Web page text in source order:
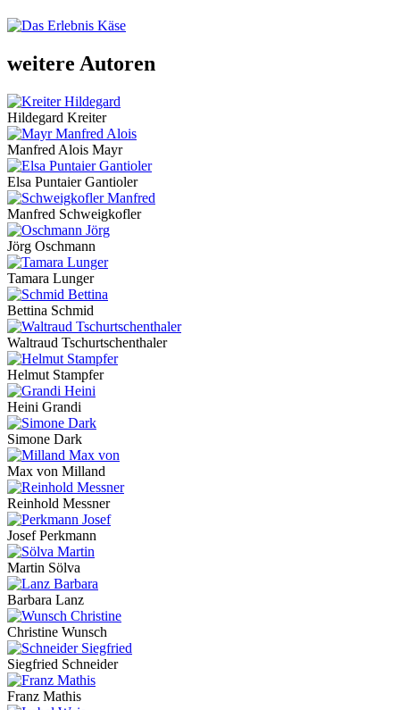
weitere Autoren
Hildegard Kreiter
Manfred Alois Mayr
Elsa Puntaier Gantioler
Manfred Schweigkofler
Jörg Oschmann
Tamara Lunger
Bettina Schmid
Waltraud Tschurtschenthaler
Helmut Stampfer
Heini Grandi
Simone Dark
Max von Milland
Reinhold Messner
Josef Perkmann
Martin Sölva
Barbara Lanz
Christine Wunsch
Siegfried Schneider
Franz Mathis